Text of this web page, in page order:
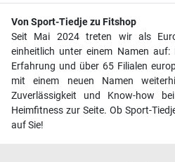
Von Sport-Tiedje zu Fitshop
Seit Mai 2024 treten wir als
einheitlich unter einem Namen
Erfahrung und über 65 Filialen
mit einem neuen Namen
Zuverlässigkeit und Know-how
Heimfitness zur Seite. Ob Sport-
auf Sie!